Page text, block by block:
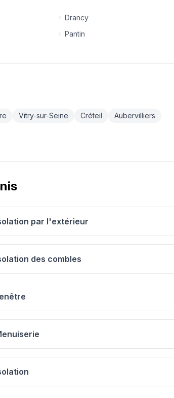
Drancy
Pantin
Vitry-sur-Seine Créteil
Aubervilliers
par l'extérieur
des combles